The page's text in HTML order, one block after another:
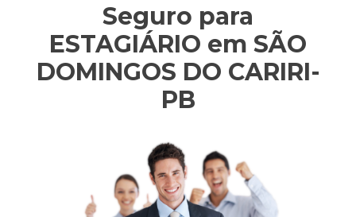
Seguro para
ESTAGIÁRIO em SÃO
DOMINGOS DO CARIRI-
PB